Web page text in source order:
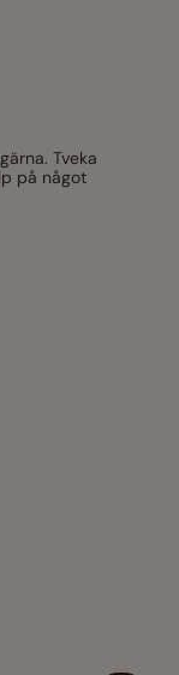
Tveka
på något